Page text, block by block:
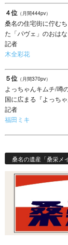
４位 （月間444pv）
桑名の住宅街に佇む
た「パヴェ」のおは
記者
木全彩花
５位 （月間370pv）
よっちゃんキムチ/噂
国に広まる『よっち
記者
福田ミキ
桑名の遺産「桑栄メ